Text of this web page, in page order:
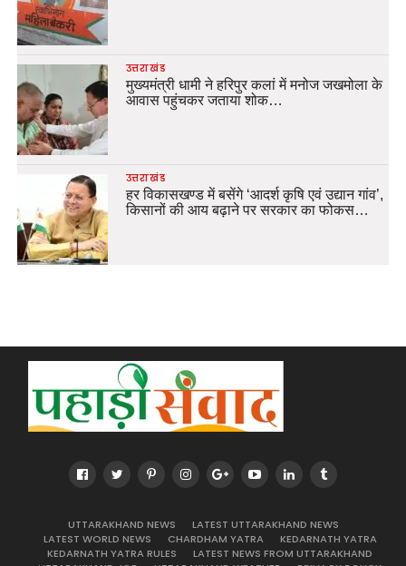
उत्तराखंड
मुख्यमंत्री धामी ने हरिपुर कलां में मनोज जखमोला के
आवास पहुंचकर जताया शोक…
उत्तराखंड
हर विकासखण्ड में बसेंगे ‘आदर्श कृषि एवं उद्यान गांव’,
किसानों की आय बढ़ाने पर सरकार का फोकस…
UTTARAKHAND NEWS
LATEST UTTARAKHAND NEWS
LATEST WORLD NEWS
CHARDHAM YATRA
KEDARNATH YATRA
KEDARNATH YATRA RULES
LATEST NEWS FROM UTTARAKHAND